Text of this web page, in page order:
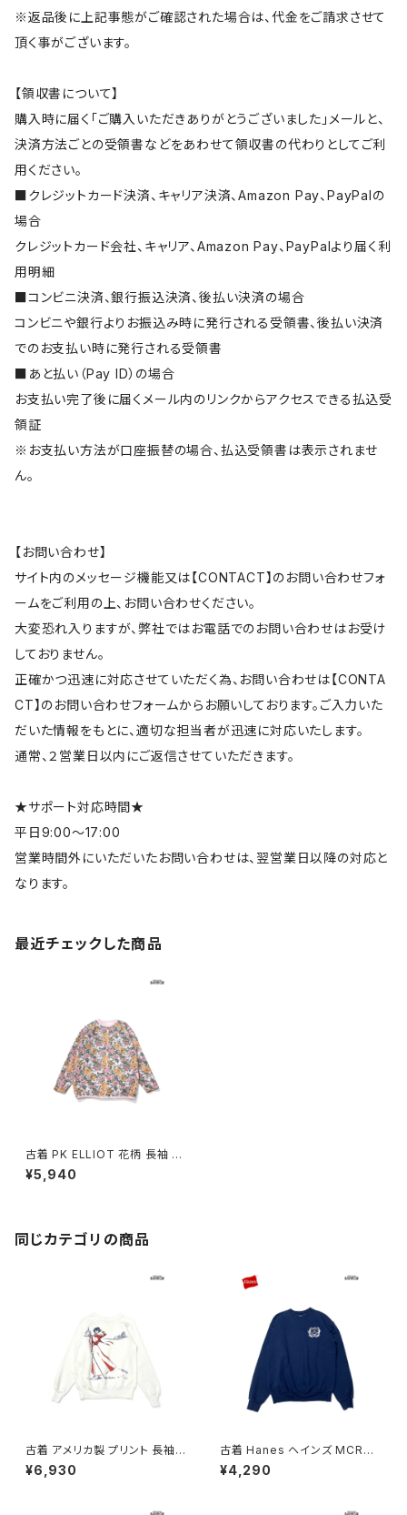
※返品後に上記事態がご確認された場合は、代金をご請求させて
頂く事がございます。
【領収書について】
購入時に届く「ご購入いただきありがとうございました」メールと、
決済方法ごとの受領書などをあわせて領収書の代わりとしてご利
用ください。
■クレジットカード決済、キャリア決済、Amazon Pay、PayPalの
場合
クレジットカード会社、キャリア、Amazon Pay、PayPalより届く利
用明細
■コンビニ決済、銀行振込決済、後払い決済の場合
コンビニや銀行よりお振込み時に発行される受領書、後払い決済
でのお支払い時に発行される受領書
■あと払い（Pay ID）の場合
お支払い完了後に届くメール内のリンクからアクセスできる払込受
領証
※お支払い方法が口座振替の場合、払込受領書は表示されませ
ん。
【お問い合わせ】
サイト内のメッセージ機能又は【CONTACT】のお問い合わせフォ
ームをご利用の上、お問い合わせください。
大変恐れ入りますが、弊社ではお電話でのお問い合わせはお受け
しておりません。
正確かつ迅速に対応させていただく為、お問い合わせは【CONTA
CT】のお問い合わせフォームからお願いしております。ご入力いた
だいた情報をもとに、適切な担当者が迅速に対応いたします。
通常、２営業日以内にご返信させていただきます。
★サポート対応時間★
平日9:00～17:00
営業時間外にいただいたお問い合わせは、翌営業日以降の対応と
なります。
最近チェックした商品
古着 PK ELLIOT 花柄 長袖 ス
ウェット トレーナー ピンク (ttu2
603079)
¥5,940
同じカテゴリの商品
古着 アメリカ製 プリント 長袖
スウェット トレーナー 白 (ttu26
02017)
¥6,930
古着 Hanes ヘインズ MCRD
San Diego ロゴ 長袖 スウェッ
ト トレーナー 紺 (ttu260302
¥4,290